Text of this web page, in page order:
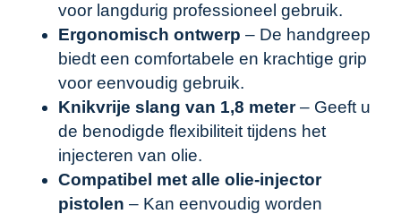
voor langdurig professioneel gebruik.
Ergonomisch ontwerp – De handgreep
biedt een comfortabele en krachtige grip
voor eenvoudig gebruik.
Knikvrije slang van 1,8 meter– Geeft u
de benodigde flexibiliteit tijdens het
injecteren van olie.
Compatibel met alle olie-injector
pistolen – Kan eenvoudig worden